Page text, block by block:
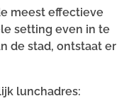
meest effectieve
setting even in te
de stad, ontstaat er
lunchadres: